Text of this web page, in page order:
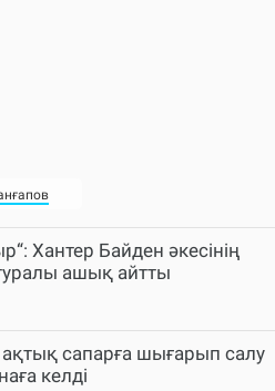
Хантер Байден әкесінің
ашық айтты
ақтық сапарға шығарып салу
келді